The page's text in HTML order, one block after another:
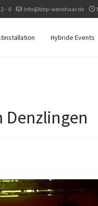
- 0 info@bhp-weisshaar.de
Hybride Events
Denzlingen